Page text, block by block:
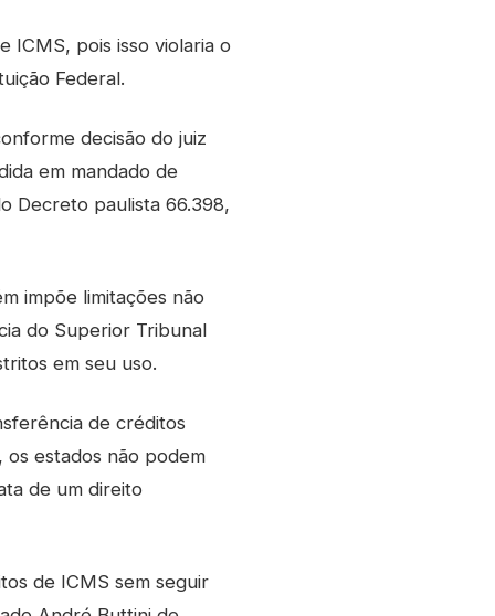
ICMS, pois isso violaria o
Federal.
decisão do juiz
em mandado de
Decreto paulista 66.398,
impõe limitações não
do Superior Tribunal
em seu uso.
de créditos
os estados não podem
de um direito
de ICMS sem seguir